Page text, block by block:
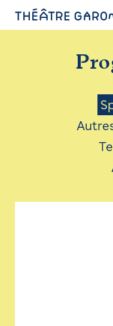
PROGRAMME
INFOS
AVEC LES
LES